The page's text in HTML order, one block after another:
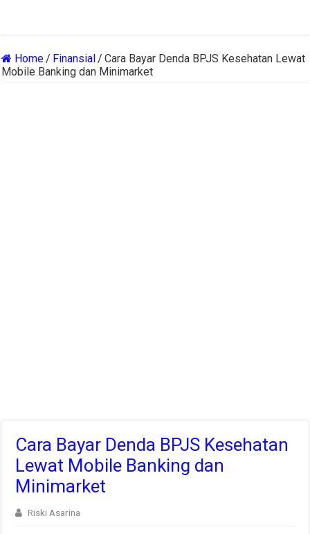
Home/ Finansial/ Cara Bayar Denda BPJS Kesehatan Lewat
Mobile Banking dan Minimarket
Cara Bayar Denda BPJS Kesehatan
Lewat Mobile Banking dan
Minimarket
Riski Asarina